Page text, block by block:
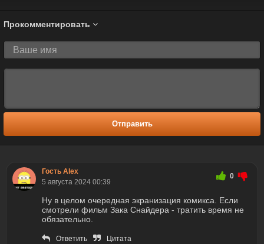
Прокомментировать
Отправить
Гость Alex
5 августа 2024 00:39
0
Ну в целом очередная экранизация комикса. Если
смотрели фильм Зака Снайдера - тратить время не
обязательно.
Ответить Цитата